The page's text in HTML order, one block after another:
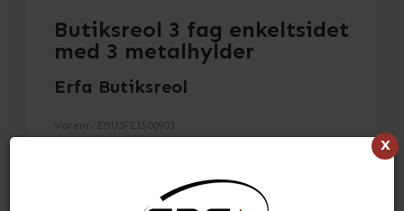
x
Butiksreol 3 fag enkeltsidet
med 3 metalhylder
Erfa Butiksreol
Varenr. EBU3FE1500903
> Se fuld beskrivelse > Se specifikationer